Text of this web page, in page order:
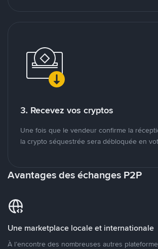
3. Recevez vos cryptos
Une fois que le vendeur confirme la
la crypto séquestrée sera débloquée en
Avantages des échanges P2P
Une marketplace locale et internationale
À l’encontre des nombreuses autres